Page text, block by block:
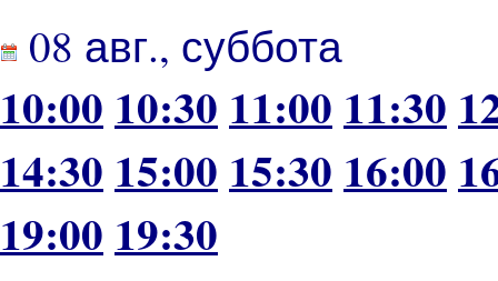
08 авг., суббота
10:00 10:30 11:00 11:30
14:30 15:00 15:30 16:00
19:00 19:30